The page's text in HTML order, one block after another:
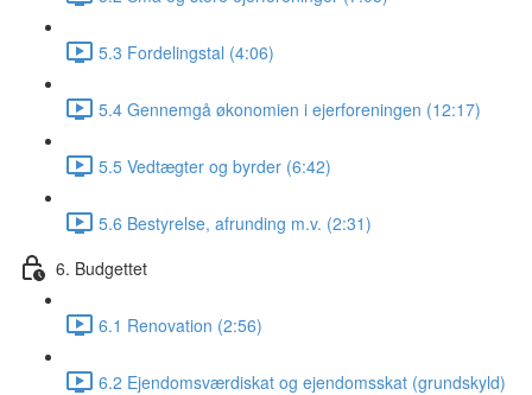
5.3 Fordelingstal (4:06)
5.4 Gennemgå økonomien i ejerforeningen (12:17)
5.5 Vedtægter og byrder (6:42)
5.6 Bestyrelse, afrunding m.v. (2:31)
6. Budgettet
6.1 Renovation (2:56)
6.2 Ejendomsværdiskat og ejendomsskat (grundskyld)